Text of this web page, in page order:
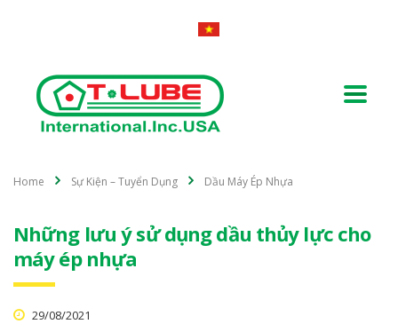
Home Sự Kiện – Tuyển Dụng Dầu Máy Ép Nhựa
Những lưu ý sử dụng dầu thủy lực cho
máy ép nhựa
29/08/2021